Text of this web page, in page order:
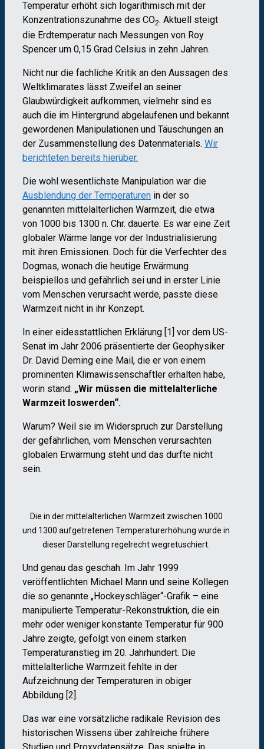
Temperatur erhöht sich logarithmisch mit der
Konzentrationszunahme des CO2. Aktuell steigt
die Erdtemperatur nach Messungen von Roy
Spencer um 0,15 Grad Celsius in zehn Jahren.
Nicht nur die fachliche Kritik an den Aussagen des
Weltklimarates lässt Zweifel an seiner
Glaubwürdigkeit aufkommen, vielmehr sind es
auch die im Hintergrund abgelaufenen und bekannt
gewordenen Manipulationen und Täuschungen an
der Zusammenstellung des Datenmaterials. Wir
berichteten bereits hierüber.
Die wohl wesentlichste Manipulation war die
Ausblendung der Temperaturen in der so
genannten mittelalterlichen Warmzeit, die etwa
von 1000 bis 1300 n. Chr. dauerte. Es war eine Zeit
globaler Wärme lange vor der Industrialisierung
mit ihren Emissionen. Doch für die Verfechter des
Dogmas, wonach die heutige Erwärmung
beispiellos und gefährlich sei und in erster Linie
vom Menschen verursacht werde, passte diese
Warmzeit nicht in ihr Konzept.
In einer eidesstattlichen Erklärung [1] vor dem US-
Senat im Jahr 2006 präsentierte der Geophysiker
Dr. David Deming eine Mail, die er von einem
prominenten Klimawissenschaftler erhalten habe,
worin stand: „Wir müssen die mittelalterliche
Warmzeit loswerden“.
Warum? Weil sie im Widerspruch zur Darstellung
der gefährlichen, vom Menschen verursachten
globalen Erwärmung steht und das durfte nicht
sein.
Die in der mittelalterlichen Warmzeit zwischen 1000
und 1300 aufgetretenen Temperaturerhöhung wurde in
dieser Darstellung regelrecht wegretuschiert.
Und genau das geschah. Im Jahr 1999
veröffentlichten Michael Mann und seine Kollegen
die so genannte „Hockeyschläger“-Grafik – eine
manipulierte Temperatur-Rekonstruktion, die ein
mehr oder weniger konstante Temperatur für 900
Jahre zeigte, gefolgt von einem starken
Temperaturanstieg im 20. Jahrhundert. Die
mittelalterliche Warmzeit fehlte in der
Aufzeichnung der Temperaturen in obiger
Abbildung [2].
Das war eine vorsätzliche radikale Revision des
historischen Wissens über zahlreiche frühere